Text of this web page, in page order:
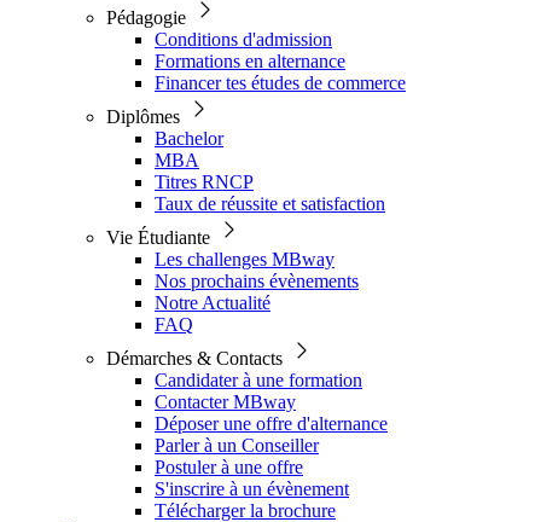
Pédagogie
Conditions d'admission
Formations en alternance
Financer tes études de commerce
Diplômes
Bachelor
MBA
Titres RNCP
Taux de réussite et satisfaction
Vie Étudiante
Les challenges MBway
Nos prochains évènements
Notre Actualité
FAQ
Démarches & Contacts
Candidater à une formation
Contacter MBway
Déposer une offre d'alternance
Parler à un Conseiller
Postuler à une offre
S'inscrire à un évènement
Télécharger la brochure